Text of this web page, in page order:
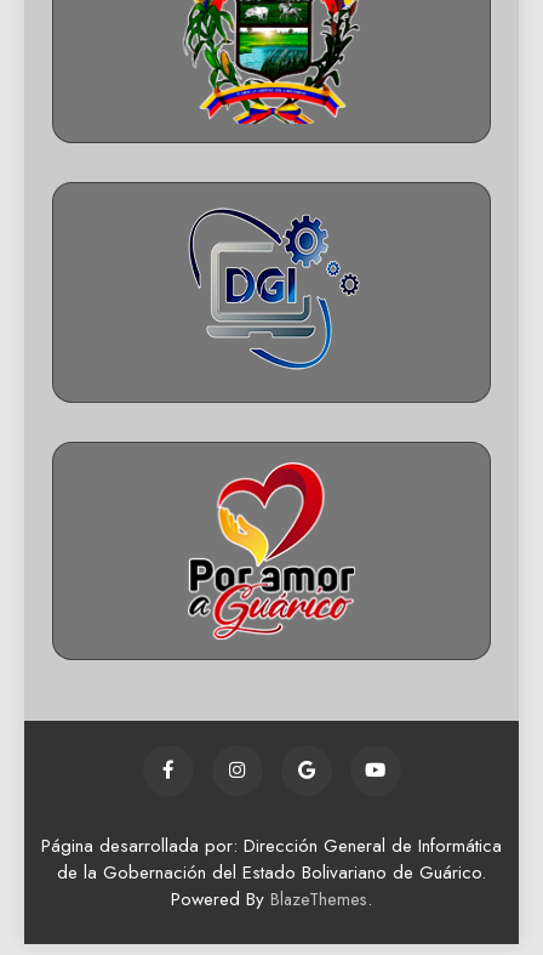
Página desarrollada por: Dirección General de Informática
de la Gobernación del Estado Bolivariano de Guárico.
Powered By BlazeThemes.